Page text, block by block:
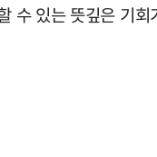
수 있는 뜻깊은 기